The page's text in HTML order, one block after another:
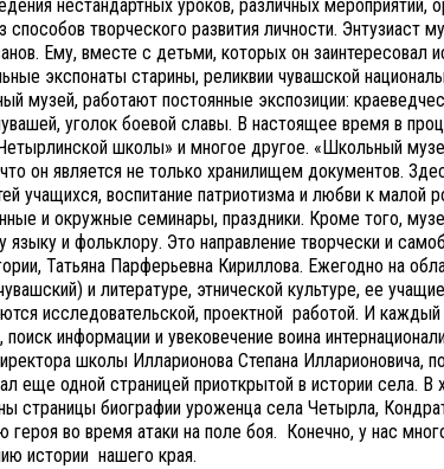
нестандартных уроков, различных мероприятий,
способов творческого развития личности. Энтузиаст
Ему, вместе с детьми, которых он заинтересовал
экспонаты старины, реликвии чувашской
музей, работают постоянные экспозиции:
уголок боевой славы. В настоящее время в
школы» и многое другое. «Школьный
он является не только хранилищем документов.
учащихся, воспитание патриотизма и любви к малой
и окружные семинары, праздники. Кроме того,
и фольклору. Это направление творчески и
Татьяна Парферьевна Кириллова. Ежегодно на
и литературе, этнической культуре, ее
исследовательской, проектной работой. И каждый
информации и увековечение воина
школы Илларионова Степана Илларионовича,
еще одной страницей приоткрытой в истории села. В
страницы биографии уроженца села Четырла,
во время атаки на поле боя.
Конечно, у нас
истории нашего края.